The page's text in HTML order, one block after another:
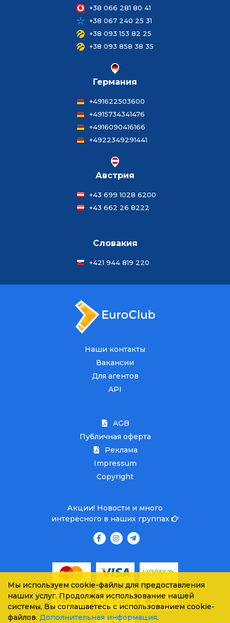
+38 066 281 80 41
+38 067 240 25 31
+38 093 153 82 25
+38 093 858 38 35
Германия
+491622503600
+4915734341476
+4916090416166
+4922349291441
Австрия
+43 699 1028 6200
+43 662 26 8222
Словакия
+421 944 819 220
Наши контакты
Вакансии
Для агентов
API
AGB
Публичная оферта
Реклама
Impressum
Copyright
Акции! Новости и много
интересного в наших группах
Мы используем cookie-файлы для предоставления
наших услуг. Продолжая использование нашей
системы, Вы соглашаетесь с использованием cookie-
файлов. Дополнительная информация.